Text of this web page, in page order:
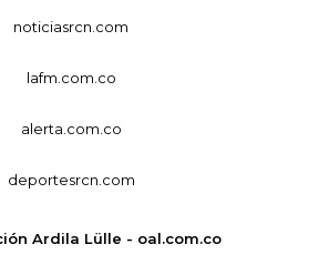
noticiasrcn.com
lafm.com.co
alerta.com.co
deportesrcn.com
Ardila Lülle - oal.com.co